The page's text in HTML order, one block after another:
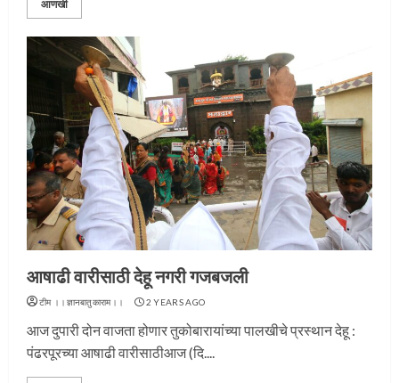
आणखी
आषाढी वारीसाठी देहू नगरी गजबजली
टीम ।।ज्ञानबातुकाराम।। 2 YEARS AGO
आज दुपारी दोन वाजता होणार तुकोबारायांच्या पालखीचे प्रस्थान देहू :
पंढरपूरच्या आषाढी वारीसाठीआज (दि....